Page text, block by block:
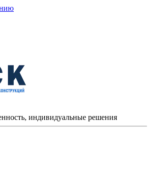
индивидуальные решения